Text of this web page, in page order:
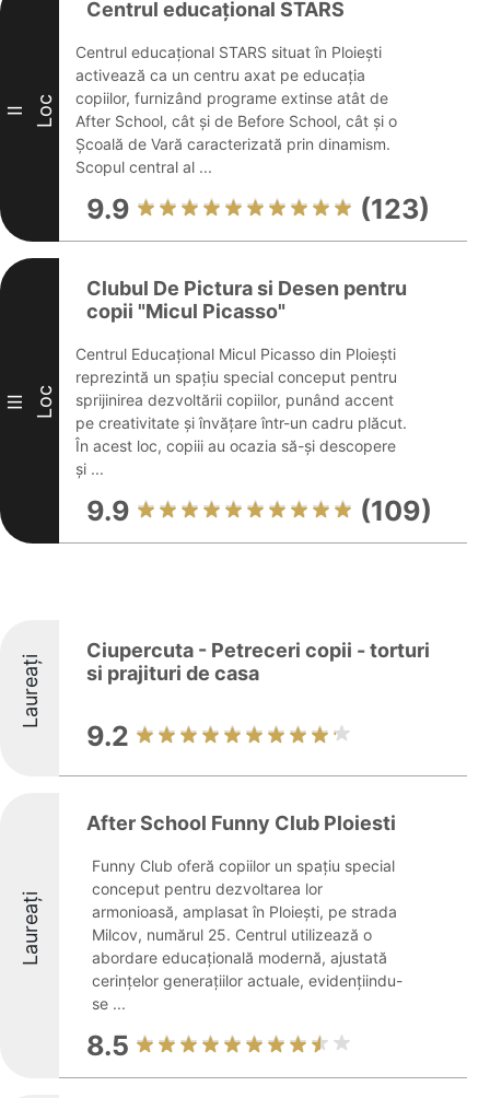
II Loc
Centrul educațional STARS
Centrul educațional STARS situat în Ploiești
activează ca un centru axat pe educația
copiilor, furnizând programe extinse atât de
After School, cât și de Before School, cât și o
Școală de Vară caracterizată prin dinamism.
Scopul central al ...
9.9 (123)
III Loc
Clubul De Pictura si Desen pentru
copii "Micul Picasso"
Centrul Educațional Micul Picasso din Ploiești
reprezintă un spațiu special conceput pentru
sprijinirea dezvoltării copiilor, punând accent
pe creativitate și învățare într-un cadru plăcut.
În acest loc, copiii au ocazia să-și descopere
și ...
9.9 (109)
Laureați
Ciupercuta - Petreceri copii - torturi
si prajituri de casa
9.2
Laureați
After School Funny Club Ploiesti
Funny Club oferă copiilor un spațiu special
conceput pentru dezvoltarea lor
armonioasă, amplasat în Ploiești, pe strada
Milcov, numărul 25. Centrul utilizează o
abordare educațională modernă, ajustată
cerințelor generațiilor actuale, evidențiindu-
se ...
8.5